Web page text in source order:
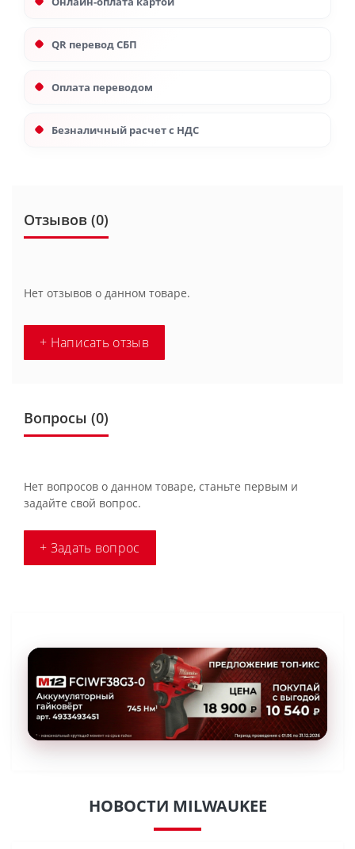
QR перевод СБП
Оплата переводом
Безналичный расчет с НДС
Отзывов (0)
Нет отзывов о данном товаре.
+ Написать отзыв
Вопросы (0)
Нет вопросов о данном товаре, станьте первым и
задайте свой вопрос.
+ Задать вопрос
НОВОСТИ MILWAUKEE